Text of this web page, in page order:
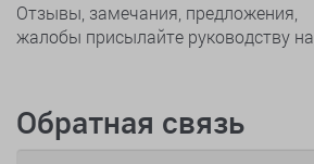
Отзывы, замечания, предложения,
жалобы присылайте руководству на
Обратная связь